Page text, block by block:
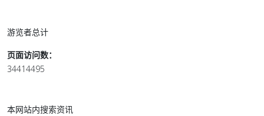
游览者总计
页面访问数：
34414495
本网站内搜索资讯